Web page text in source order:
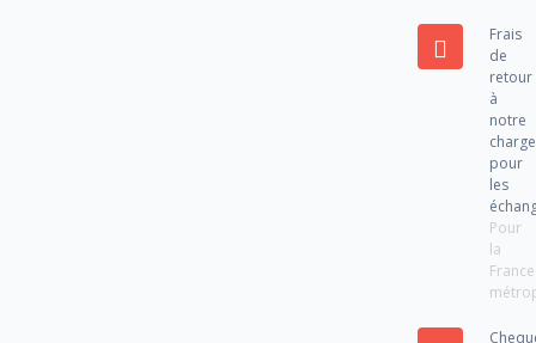
Frais
de
retour
à
notre
charge
pour
les
Pour
la
France